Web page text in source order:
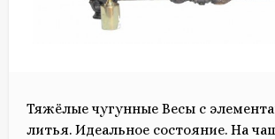
Тяжёлые чугунные Весы с
литья. Идеальное состояние. На